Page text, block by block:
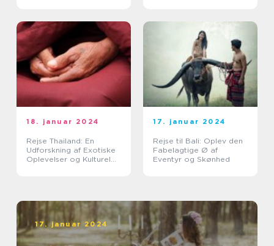
18. januar 2024
Rejse Thailand: En
Udforskning af Exotiske
Oplevelser og Kulturel
17. januar 2024
Rejse til Bali: Oplev den
Fabelagtige Ø af
Eventyr og Skønhed
17. januar 2024